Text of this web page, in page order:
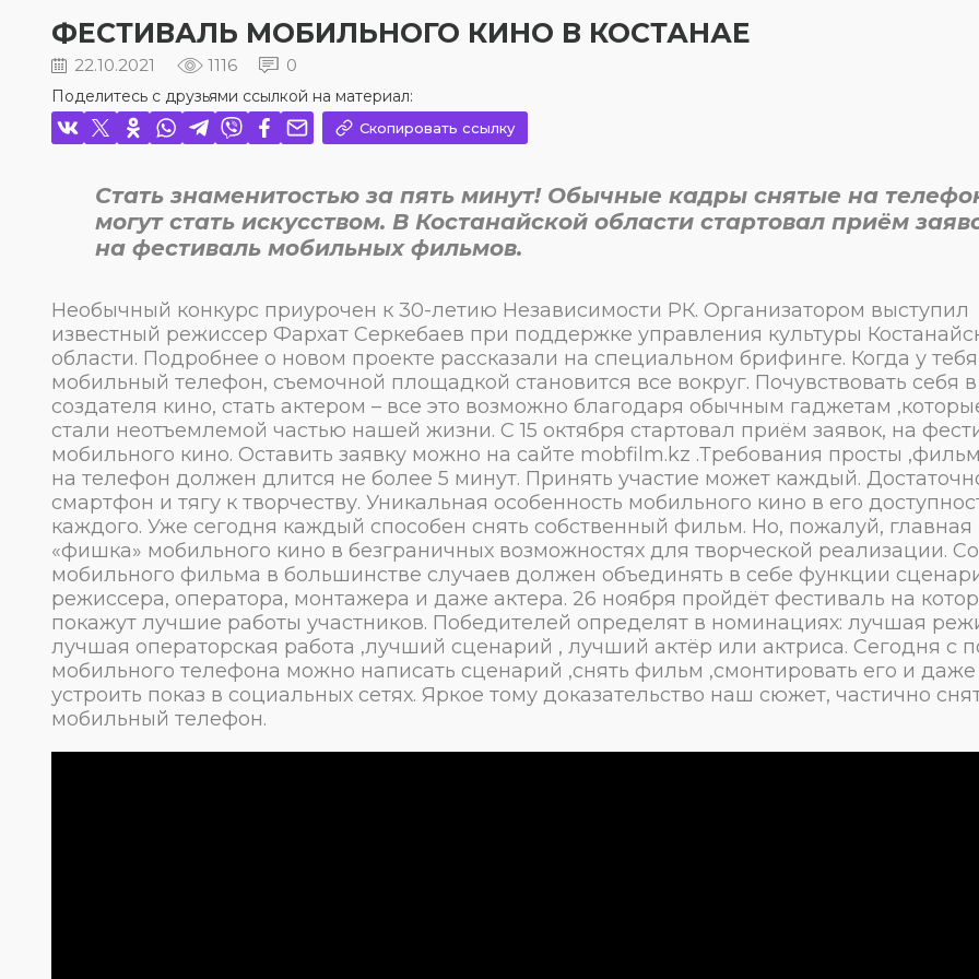
ФЕСТИВАЛЬ МОБИЛЬНОГО КИНО В КОСТАНАЕ
22.10.2021 1116 0
Поделитесь с друзьями ссылкой на материал:
Скопировать ссылку
Стать знаменитостью за пять минут! Обычные кадры снятые на
могут стать искусством. В Костанайской области стартовал приём
на фестиваль мобильных фильмов.
Необычный конкурс приурочен к 30-летию Независимости РК. Организатором выступил
известный режиссер Фархат Серкебаев при поддержке управления культуры
области. Подробнее о новом проекте рассказали на специальном брифинге. Когда у
мобильный телефон, съемочной площадкой становится все вокруг. Почувствовать себя
создателя кино, стать актером – все это возможно благодаря обычным гаджетам
стали неотъемлемой частью нашей жизни. С 15 октября стартовал приём заявок, на
мобильного кино. Оставить заявку можно на сайте mobfilm.kz .Требования просты
на телефон должен длится не более 5 минут. Принять участие может каждый.
смартфон и тягу к творчеству. Уникальная особенность мобильного кино в его
каждого. Уже сегодня каждый способен снять собственный фильм. Но, пожалуй, главная
«фишка» мобильного кино в безграничных возможностях для творческой реализации.
мобильного фильма в большинстве случаев должен объединять в себе функции
режиссера, оператора, монтажера и даже актера. 26 ноября пройдёт фестиваль на
покажут лучшие работы участников. Победителей определят в номинациях: лучшая
лучшая операторская работа ,лучший сценарий , лучший актёр или актриса. Сегодня с
мобильного телефона можно написать сценарий ,снять фильм ,смонтировать его и даже
устроить показ в социальных сетях. Яркое тому доказательство наш сюжет, частично
мобильный телефон.